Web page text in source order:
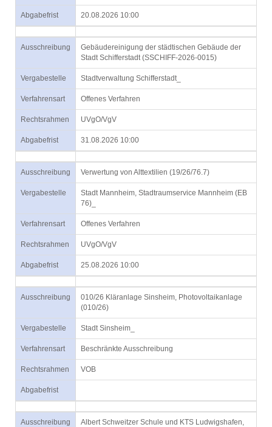
Abgabefrist 20.08.2026 10:00
Ausschreibung
Gebäudereinigung der städtischen Gebäude der
Stadt Schifferstadt (SSCHIFF-2026-0015)
Vergabestelle Stadtverwaltung Schifferstadt_
Verfahrensart Offenes Verfahren
Rechtsrahmen UVgO/VgV
Abgabefrist 31.08.2026 10:00
Ausschreibung Verwertung von Alttextilien (19/26/76.7)
Vergabestelle
Stadt Mannheim, Stadtraumservice Mannheim (EB
76)_
Verfahrensart Offenes Verfahren
Rechtsrahmen UVgO/VgV
Abgabefrist 25.08.2026 10:00
Ausschreibung
010/26 Kläranlage Sinsheim, Photovoltaikanlage
(010/26)
Vergabestelle Stadt Sinsheim_
Verfahrensart Beschränkte Ausschreibung
Rechtsrahmen VOB
Abgabefrist
Ausschreibung
Albert Schweitzer Schule und KTS Ludwigshafen,